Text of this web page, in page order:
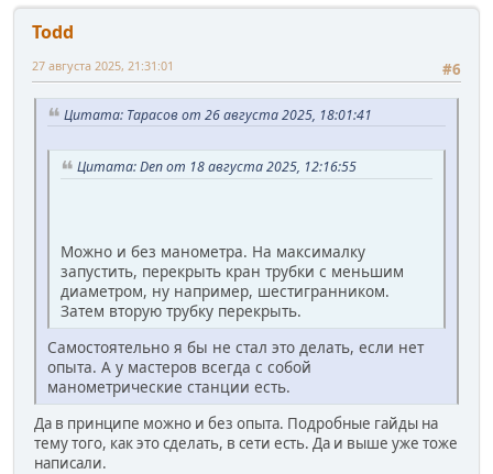
Todd
#6
27 августа 2025, 21:31:01
Цитата: Тарасов от 26 августа 2025, 18:01:41
Цитата: Den от 18 августа 2025, 12:16:55
Можно и без манометра. На максималку
запустить, перекрыть кран трубки с меньшим
диаметром, ну например, шестигранником.
Затем вторую трубку перекрыть.
Самостоятельно я бы не стал это делать, если нет
опыта. А у мастеров всегда с собой
манометрические станции есть.
Да в принципе можно и без опыта. Подробные гайды на
тему того, как это сделать, в сети есть. Да и выше уже тоже
написали.